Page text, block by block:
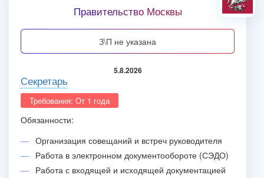
Правительство Москвы
З\П не указана
5.8.2026
Секретарь
Требования: От 1 года
Обязанности:
Организация совещаний и встреч руководителя
Работа в электронном документообороте (СЭДО)
Работа с входящей и исходящей документацией